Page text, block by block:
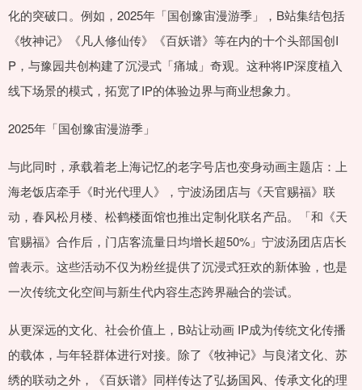
化的突破口。例如，2025年「国创豫宙漫游季」，B站集结包括
《牧神记》《凡人修仙传》《百妖谱》等在内的十个头部国创I
P，与豫园共创构建了沉浸式「痛城」奇观。这种将IP深度植入
线下场景的模式，拓宽了IP的体验边界与商业想象力。
2025年「国创豫宙漫游季」
与此同时，承载着老上海记忆的老字号店也变身动画主题店：上
海老饭店牵手《时光代理人》，宁波汤团店与《天官赐福》联
动，春风松月楼、松鹤楼面馆也推出定制化联名产品。「和《天
官赐福》合作后，门店客流量日均增长超50%」宁波汤团店店长
曾表示。这些活动不仅为粉丝提供了沉浸式狂欢的新体验，也是
一次传统文化空间与新生代内容生态跨界融合的尝试。
从更深远的文化、社会价值上，B站让动画 IP成为传统文化传播
的载体，与年轻群体进行对接。除了《牧神记》与良渚文化、苏
绣的联动之外，《百妖谱》同样传达了弘扬国风、传承文化的理